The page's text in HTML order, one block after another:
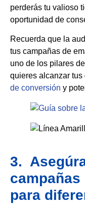
perderás tu valioso
oportunidad de
Recuerda que la
tus campañas de
uno de los pilares
quieres alcanzar
de conversión y
3.
para